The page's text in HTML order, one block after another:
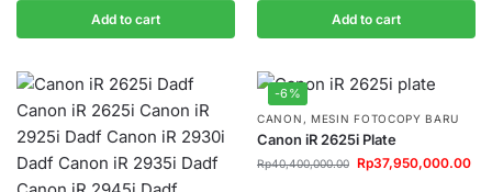
Add to cart Add to cart
-6%
CANON , MESIN FOTOCOPY BARU
Canon iR 2625i Plate
Rp40,400,000.00 Rp37,950,000.00